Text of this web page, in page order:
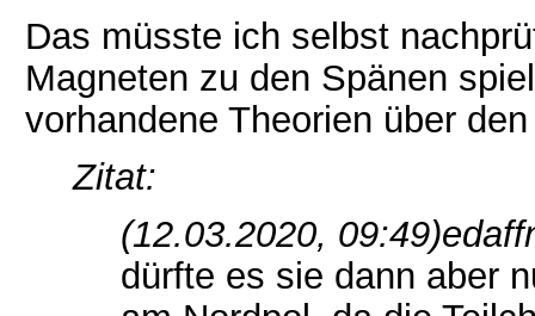
Das müsste ich selbst
Magneten zu den Spänen
vorhandene Theorien über
Zitat:
(12.03.2020, 09:49)
dürfte es sie dann aber